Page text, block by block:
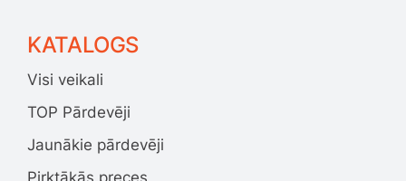
KATALOGS
Visi veikali
TOP Pārdevēji
Jaunākie pārdevēji
Pirktākās preces